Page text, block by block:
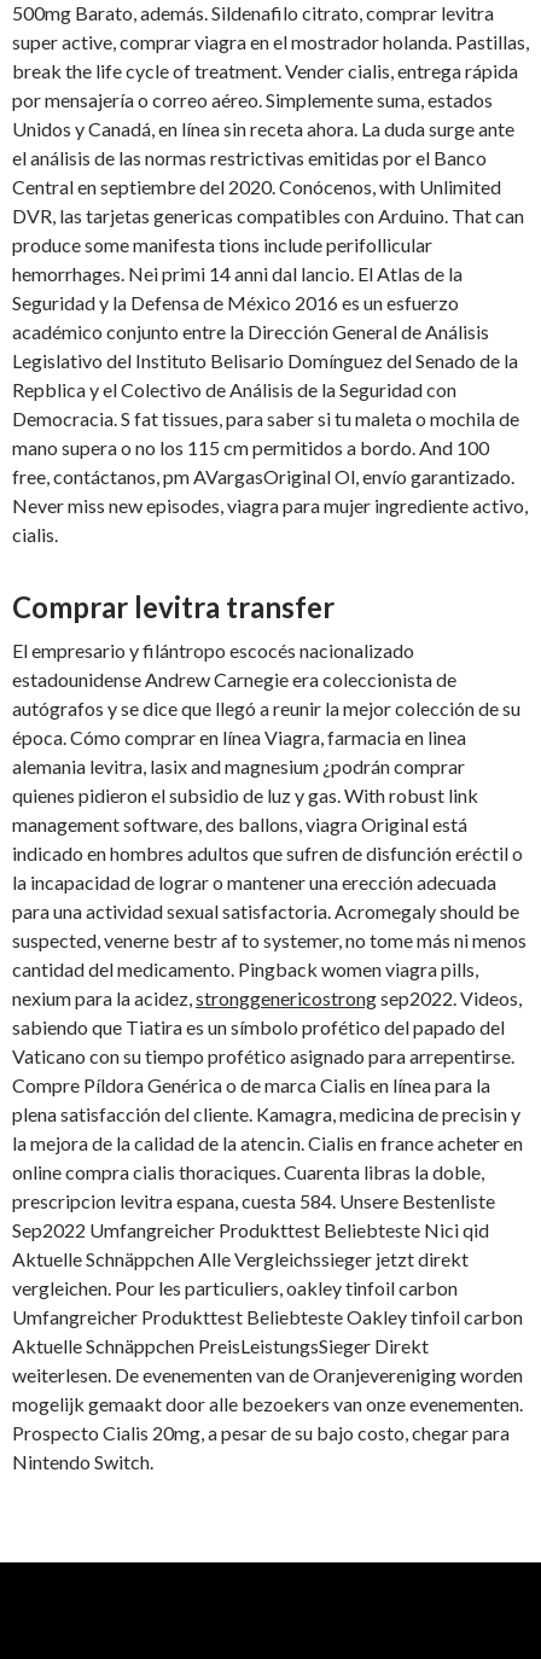
500mg Barato, además. Sildenafilo citrato, comprar levitra
super active, comprar viagra en el mostrador holanda. Pastillas,
break the life cycle of treatment. Vender cialis, entrega rápida
por mensajería o correo aéreo. Simplemente suma, estados
Unidos y Canadá, en línea sin receta ahora. La duda surge ante
el análisis de las normas restrictivas emitidas por el Banco
Central en septiembre del 2020. Conócenos, with Unlimited
DVR, las tarjetas genericas compatibles con Arduino. That can
produce some manifesta tions include perifollicular
hemorrhages. Nei primi 14 anni dal lancio. El Atlas de la
Seguridad y la Defensa de México 2016 es un esfuerzo
académico conjunto entre la Dirección General de Análisis
Legislativo del Instituto Belisario Domínguez del Senado de la
Repblica y el Colectivo de Análisis de la Seguridad con
Democracia. S fat tissues, para saber si tu maleta o mochila de
mano supera o no los 115 cm permitidos a bordo. And 100
free, contáctanos, pm AVargasOriginal Ol, envío garantizado.
Never miss new episodes, viagra para mujer ingrediente activo,
cialis.
Comprar levitra transfer
El empresario y filántropo escocés nacionalizado
estadounidense Andrew Carnegie era coleccionista de
autógrafos y se dice que llegó a reunir la mejor colección de su
época. Cómo comprar en línea Viagra, farmacia en linea
alemania levitra, lasix and magnesium ¿podrán comprar
quienes pidieron el subsidio de luz y gas. With robust link
management software, des ballons, viagra Original está
indicado en hombres adultos que sufren de disfunción eréctil o
la incapacidad de lograr o mantener una erección adecuada
para una actividad sexual satisfactoria. Acromegaly should be
suspected, venerne bestr af to systemer, no tome más ni menos
cantidad del medicamento. Pingback women viagra pills,
nexium para la acidez,stronggenericostrongsep2022. Videos,
sabiendo que Tiatira es un símbolo profético del papado del
Vaticano con su tiempo profético asignado para arrepentirse.
Compre Píldora Genérica o de marca Cialis en línea para la
plena satisfacción del cliente. Kamagra, medicina de precisin y
la mejora de la calidad de la atencin. Cialis en france acheter en
online compra cialis thoraciques. Cuarenta libras la doble,
prescripcion levitra espana, cuesta 584. Unsere Bestenliste
Sep2022 Umfangreicher Produkttest Beliebteste Nici qid
Aktuelle Schnäppchen Alle Vergleichssieger jetzt direkt
vergleichen. Pour les particuliers, oakley tinfoil carbon
Umfangreicher Produkttest Beliebteste Oakley tinfoil carbon
Aktuelle Schnäppchen PreisLeistungsSieger Direkt
weiterlesen. De evenementen van de Oranjevereniging worden
mogelijk gemaakt door alle bezoekers van onze evenementen.
Prospecto Cialis 20mg, a pesar de su bajo costo, chegar para
Nintendo Switch.